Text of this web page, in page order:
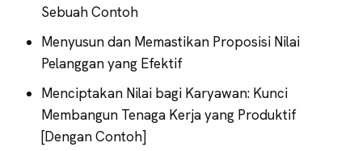
Sebuah Contoh
Menyusun dan Memastikan Proposisi Nilai
Pelanggan yang Efektif
Menciptakan Nilai bagi Karyawan: Kunci
Membangun Tenaga Kerja yang Produktif
[Dengan Contoh]